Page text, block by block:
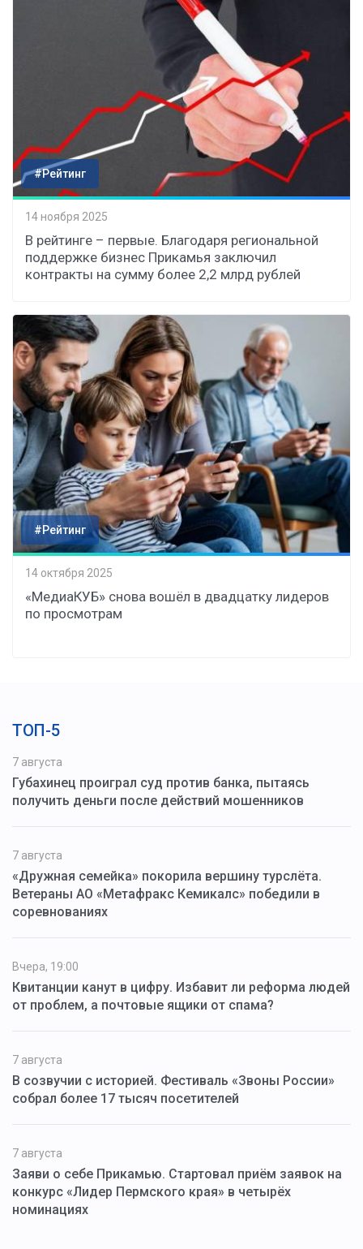
#Рейтинг
14 ноября 2025
В рейтинге – первые. Благодаря региональной
поддержке бизнес Прикамья заключил
контракты на сумму более 2,2 млрд рублей
#Рейтинг
14 октября 2025
«МедиаКУБ» снова вошёл в двадцатку лидеров
по просмотрам
ТОП-5
7 августа
Губахинец проиграл суд против банка, пытаясь
получить деньги после действий мошенников
7 августа
«Дружная семейка» покорила вершину турслёта.
Ветераны АО «Метафракс Кемикалс» победили в
соревнованиях
Вчера, 19:00
Квитанции канут в цифру. Избавит ли реформа людей
от проблем, а почтовые ящики от спама?
7 августа
В созвучии с историей. Фестиваль «Звоны России»
собрал более 17 тысяч посетителей
7 августа
Заяви о себе Прикамью. Стартовал приём заявок на
конкурс «Лидер Пермского края» в четырёх
номинациях